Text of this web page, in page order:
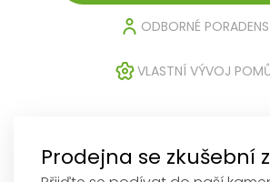
ODBORNÉ
VLASTNÍ VÝVOJ
Prodejna se zkušební